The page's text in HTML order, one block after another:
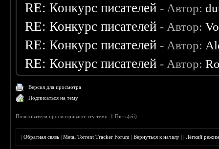
RE: Конкурс писателей - Автор:
RE: Конкурс писателей - Автор:
RE: Конкурс писателей - Автор:
RE: Конкурс писателей - Автор:
Версия для просмотра
Подписаться на тему
Пользователи просматривают эту тему: 1 Гость(ей)
|Обратная связь |Metal Torrent Tracker Forum |Вернуться к началу ||Лёгкий